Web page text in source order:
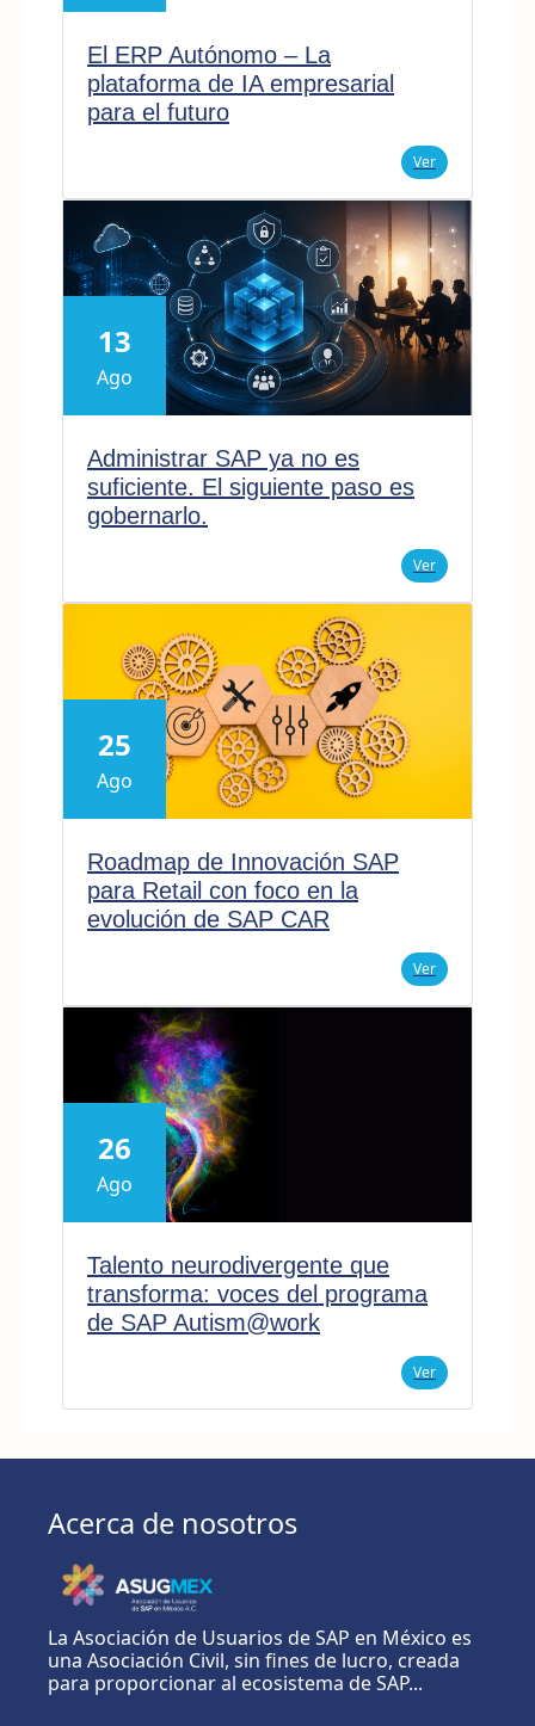
El ERP Autónomo – La
plataforma de IA empresarial
para el futuro
Ver
13
Ago
Administrar SAP ya no es
suficiente. El siguiente paso es
gobernarlo.
Ver
25
Ago
Roadmap de Innovación SAP
para Retail con foco en la
evolución de SAP CAR
Ver
26
Ago
Talento neurodivergente que
transforma: voces del programa
de SAP Autism@work
Ver
Acerca de nosotros
La Asociación de Usuarios de SAP en México es
una Asociación Civil, sin fines de lucro, creada
para proporcionar al ecosistema de SAP...